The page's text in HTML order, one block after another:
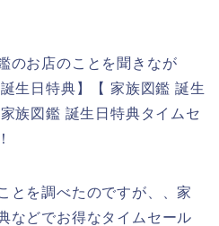
のお店のことを聞きなが
生日特典】【 家族図鑑 誕生
族図鑑 誕生日特典タイムセ
とを調べたのですが、、家
などでお得なタイムセール